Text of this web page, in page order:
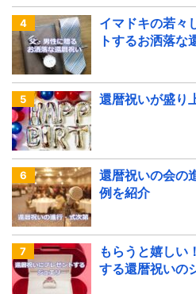
イマドキの若々
トするお洒落な
還暦祝いが盛り
還暦祝いの会の
例を紹介
もらうと嬉しい
する還暦祝いの